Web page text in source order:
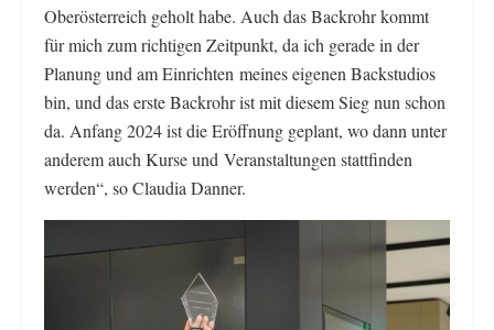
Oberösterreich geholt habe. Auch das Backrohr kommt
für mich zum richtigen Zeitpunkt, da ich gerade in der
Planung und am Einrichten meines eigenen Backstudios
bin, und das erste Backrohr ist mit diesem Sieg nun schon
da. Anfang 2024 ist die Eröffnung geplant, wo dann unter
anderem auch Kurse und Veranstaltungen stattfinden
werden“, so Claudia Danner.